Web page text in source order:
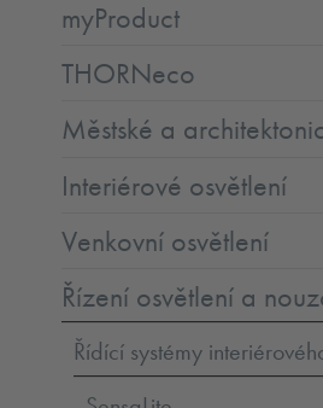
myProduct
THORNeco
Městské a
Interiérové osvětlení
Venkovní osvětlení
Řízení osvětlení a
Řídící systémy